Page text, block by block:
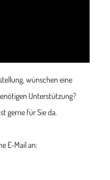
wünschen eine
Unterstützung?
gerne für Sie da.
E-Mail an: